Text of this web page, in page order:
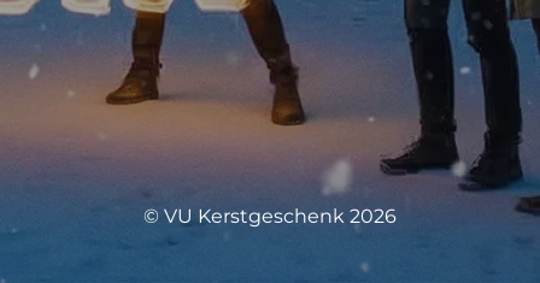
© VU Kerstgeschenk 2026